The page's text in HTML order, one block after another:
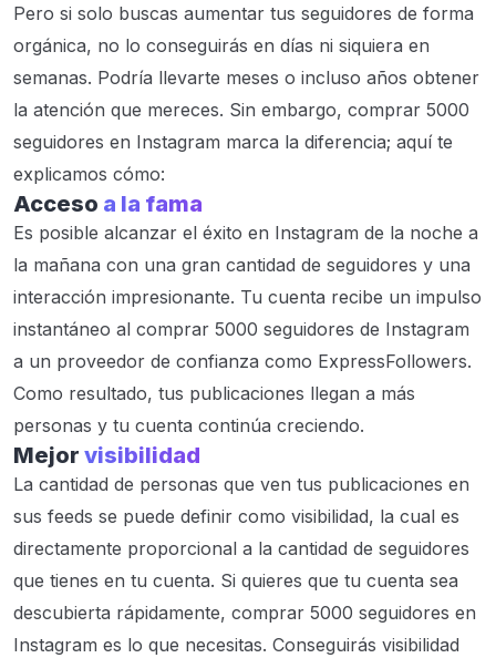
Pero si solo buscas aumentar tus seguidores de forma
orgánica, no lo conseguirás en días ni siquiera en
semanas. Podría llevarte meses o incluso años obtener
la atención que mereces. Sin embargo, comprar 5000
seguidores en Instagram marca la diferencia; aquí te
explicamos cómo:
Acceso a la fama
Es posible alcanzar el éxito en Instagram de la noche a
la mañana con una gran cantidad de seguidores y una
interacción impresionante. Tu cuenta recibe un impulso
instantáneo al comprar 5000 seguidores de Instagram
a un proveedor de confianza como ExpressFollowers.
Como resultado, tus publicaciones llegan a más
personas y tu cuenta continúa creciendo.
Mejor visibilidad
La cantidad de personas que ven tus publicaciones en
sus feeds se puede definir como visibilidad, la cual es
directamente proporcional a la cantidad de seguidores
que tienes en tu cuenta. Si quieres que tu cuenta sea
descubierta rápidamente, comprar 5000 seguidores en
Instagram es lo que necesitas. Conseguirás visibilidad